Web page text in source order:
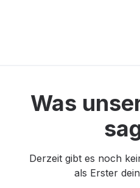
Was
Derzeit gibt es noch
als Erster